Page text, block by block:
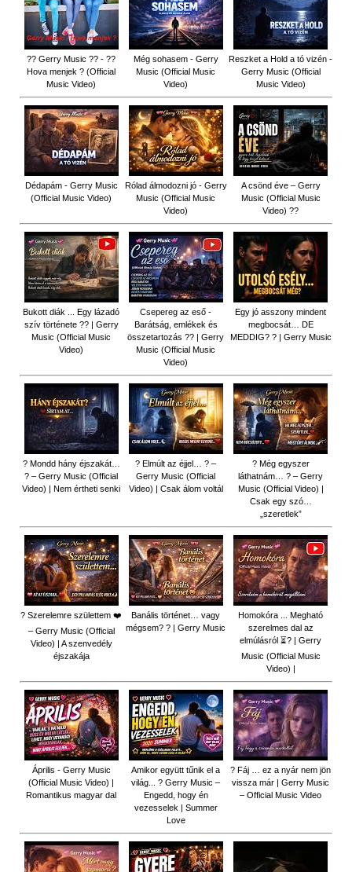
?? Gerry Music ?? - ??
Hova menjek ? (Official
Music Video)
Még sohasem - Gerry
Music (Official Music
Video)
Reszket a Hold a tó vizén -
Gerry Music (Official
Music Video)
Dédapám - Gerry Music
(Official Music Video)
Rólad álmodozni jó - Gerry
Music (Official Music
Video)
A csönd éve – Gerry
Music (Official Music
Video) ??
Bukott diák ... Egy lázadó
szív története ?? | Gerry
Music (Official Music
Video)
Csepereg az eső -
Barátság, emlékek és
összetartozás ?️? | Gerry
Music (Official Music
Video)
Egy jó asszony mindent
megbocsát… DE
MEDDIG? ? | Gerry Music
? Mondd hány éjszakát…
? – Gerry Music (Official
Video) | Nem értheti senki
? Elmúlt az éjjel… ? –
Gerry Music (Official
Video) | Csak álom voltál
? Még egyszer
láthatnám… ? – Gerry
Music (Official Video) |
Csak egy szó…
„szeretlek”
? Szerelemre születtem ❤️
– Gerry Music (Official
Video) | A szenvedély
éjszakája
Banális történet… vagy
mégsem? ? | Gerry Music
Homokóra ... Megható
szerelmes dal az
elmúlásról ⏳? | Gerry
Music (Official Music
Video) |
Április - Gerry Music
(Official Music Video) |
Romantikus magyar dal
Amikor együtt tűnik el a
világ... ? Gerry Music –
Engedd, hogy én
vezesselek | Summer
Love
? Fáj … ez a nyár nem jön
vissza már | Gerry Music
– Official Music Video